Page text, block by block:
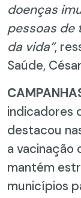
doenças
pessoas de
da vida”,
Saúde,
indicadores
destacou
a vacinação
mantém
municípios